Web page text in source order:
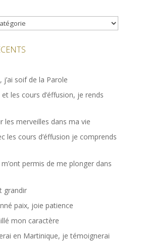
j’ai soif de la Parole
et les cours d’éffusion, je rends
les merveilles dans ma vie
les cours d’éffusion je comprends
permis de me plonger dans
grandir
paix, joie patience
mon caractère
en Martinique, je témoignerai